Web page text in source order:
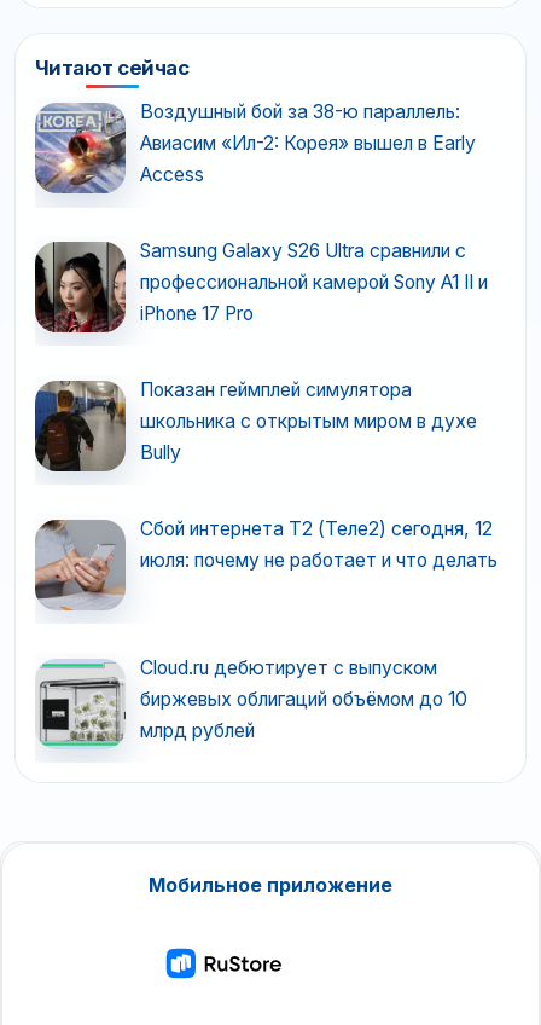
Читают сейчас
Воздушный бой за 38-ю параллель:
Авиасим «Ил-2: Корея» вышел в Early
Access
Samsung Galaxy S26 Ultra сравнили с
профессиональной камерой Sony A1 II и
iPhone 17 Pro
Показан геймплей симулятора
школьника с открытым миром в духе
Bully
Сбой интернета T2 (Теле2) сегодня, 12
июля: почему не работает и что делать
Cloud.ru дебютирует с выпуском
биржевых облигаций объёмом до 10
млрд рублей
Мобильное приложение